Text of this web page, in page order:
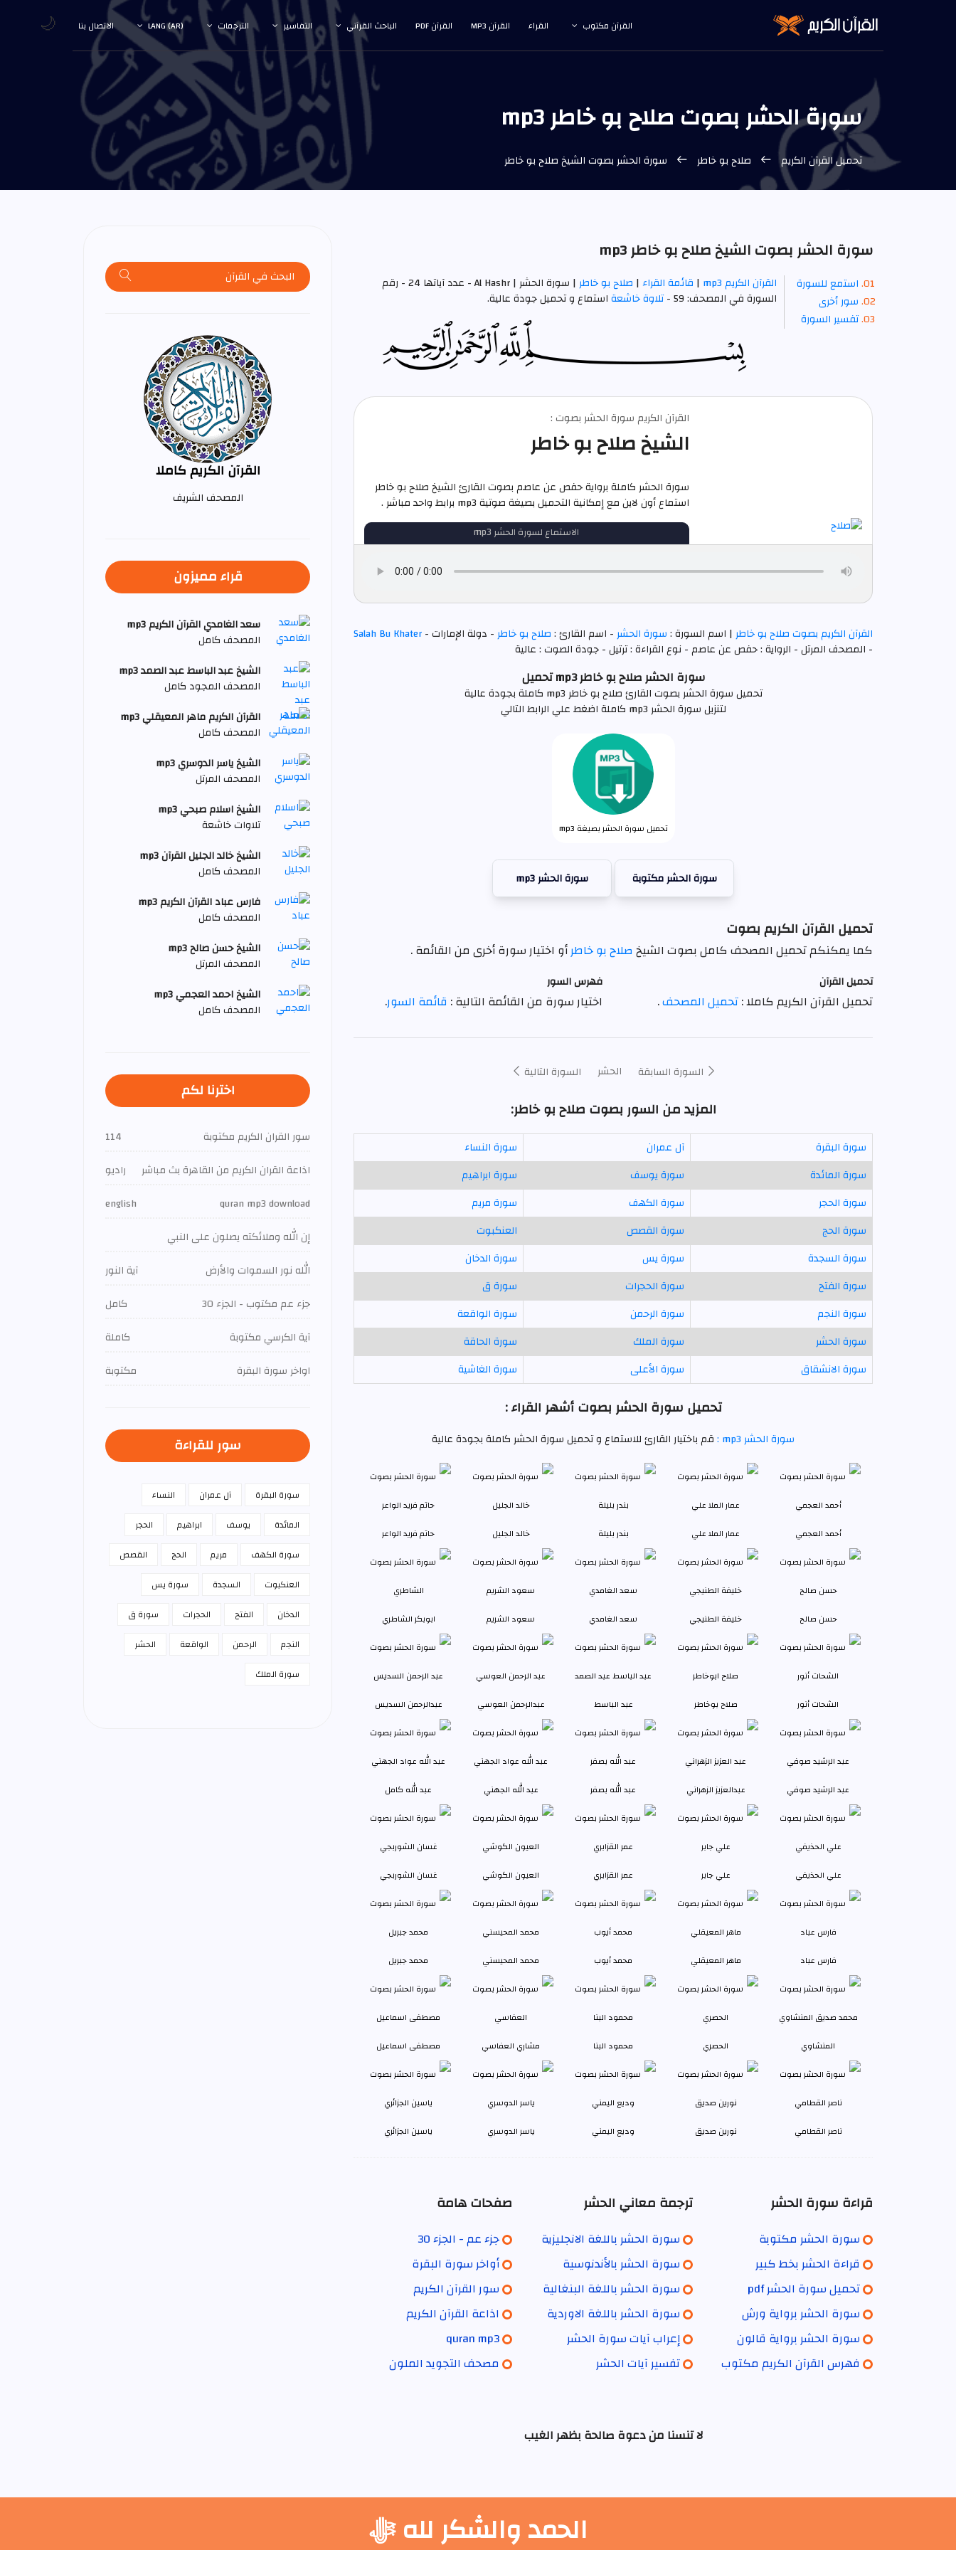
القرآن مكتوب القراء القرآن MP3 القرآن PDF الباحث القرآني التفاسير الترجمات LANG (AR) الاتصال بنا
سورة الحشر بصوت صلاح بو خاطر mp3
تحميل القرآن الكريم صلاح بو خاطر سورة الحشر بصوت الشيخ صلاح بو خاطر
سورة الحشر بصوت الشيخ صلاح بو خاطر mp3
استمع للسورة
سور أخرى
تفسير السورة
القرآن الكريم mp3 | قائمة القراء| صلاح بو خاطر
| سورة الحشر | Al Hashr - عدد آياتها 24 - رقم
السورة في المصحف: 59 -
تلاوة خاشعةاستماع و تحميل جودة عالية.
القرآن الكريم سورة الحشر بصوت :
الشيخ صلاح بو خاطر
سورة الحشر كاملة برواية حفص عن عاصم بصوت القارئ الشيخ صلاح بو خاطر
استماع أون لاين مع إمكانية التحميل بصيغة صوتية mp3 برابط واحد مباشر .
الاستماع لسورة الحشر mp3
القرآن الكريم بصوت صلاح بو خاطر| اسم السورة :سورة الحشر- اسم القارئ :صلاح بو خاطر- دولة الإمارات -Salah Bu Khater
- المصحف المرتل - الرواية : حفص عن عاصم - نوع القراءة : ترتيل - جودة الصوت : عالية
سورة الحشر صلاح بو خاطر mp3 تحميل
تحميل سورة الحشر بصوت القارئ صلاح بو خاطر mp3 كاملة بجودة عالية
لتنزيل سورة الحشر mp3 كاملة اضغط علي الرابط التالي
تحميل سورة الحشر بصيغة mp3
سورة الحشر مكتوبة سورة الحشر mp3
تحميل القرآن الكريم بصوت
كما يمكنكم تحميل المصحف كامل بصوت الشيخصلاح بو خاطرأو اختيار سورة أخرى من القائمة .
تحميل القرآن
تحميل القرآن الكريم كاملا :تحميل المصحف.
فهرس السور
اختيار سورة من القائمة التالية : قائمة السور.
السورة السابقة الحشر السورة التالية
المزيد من السور بصوت صلاح بو خاطر:
سورة البقرة آل عمران
سورة النساء
سورة المائدة
سورة يوسف
سورة ابراهيم
سورة الحجر
سورة الكهف
سورة مريم
سورة الحج
سورة القصص
العنكبوت
سورة السجدة
سورة يس
سورة الدخان
سورة الفتح
سورة الحجرات
سورة ق
سورة النجم
سورة الرحمن
سورة الواقعة
سورة الحشر
سورة الملك
سورة الحاقة
سورة الانشقاق
سورة الأعلى سورة الغاشية
تحميل سورة الحشر بصوت أشهر القراء :
سورة الحشر mp3 : قم باختيار القارئ للاستماع و تحميل سورة الحشر كاملة بجودة عالية
أحمد العجمي عمار الملا علي بندر بليلة خالد الجليل حاتم فريد الواعر
حسن صالح خليفة الطنيجي سعد الغامدي سعود الشريم ابوبكر الشاطري
الشحات أنور صلاح بوخاطر عبد الباسط عبدالرحمن العوسي عبدالرحمن السديس
عبد الرشيد صوفي عبدالعزيز الزهراني عبد الله بصفر عبد الله الجهني عبد الله كامل
علي الحذيفي علي جابر عمر القزابري العيون الكوشي غسان الشوربجي
فارس عباد ماهر المعيقلي محمد أيوب محمد المحيسني محمد جبريل
المنشاوي الحصري محمود البنا مشاري العفاسي مصطفى اسماعيل
ناصر القطامي نورين صديق وديع اليمني ياسر الدوسري ياسين الجزائري
قراءة سورة الحشر
سورة الحشر مكتوبة
قراءة الحشر بخط كبير
تحميل سورة الحشر pdf
سورة الحشر برواية ورش
سورة الحشر برواية قالون
فهرس القرآن الكريم مكتوب
ترجمة معاني الحشر
سورة الحشر باللغة الانجليزية
سورة الحشر بالأندنوسية
سورة الحشر باللغة البنغالية
سورة الحشر باللغة الاوردية
إعراب آيات سورة الحشر
تفسير آيات الحشر
صفحات هامة
جزء عم - الجزء 30
أواخر سورة البقرة
سور القرآن الكريم
اذاعة القرآن الكريم
quran mp3
مصحف التجويد الملون
لا تنسنا من دعوة صالحة بظهر الغيب
القرآن الكريم كاملا
المصحف الشريف
قراء مميزون
سعد الغامدي القرآن الكريم mp3
المصحف كامل
الشيخ عبد الباسط عبد الصمد mp3
المصحف المجود كامل
القرآن الكريم ماهر المعيقلي mp3
المصحف كامل
الشيخ ياسر الدوسري mp3
المصحف المرتل
الشيخ اسلام صبحي mp3
تلاوات خاشعة
الشيخ خالد الجليل القرآن mp3
المصحف كامل
فارس عباد القرآن الكريم mp3
المصحف كامل
الشيخ حسن صالح mp3
المصحف المرتل
الشيخ احمد العجمي mp3
المصحف كامل
اخترنا لكم
سور القران الكريم مكتوبة
114
اذاعة القران الكريم من القاهرة بث مباشر
راديو
quran mp3 download
english
إن الله وملائكته يصلون على النبي
الله نور السموات والأرض
آية النور
جزء عم مكتوب - الجزء 30
كامل
آية الكرسي مكتوبة
كاملة
اواخر سورة البقرة
مكتوبة
سور للقراءة
سورة البقرة آل عمران
النساء
المائدة
يوسف ابراهيم
الحجر
سورة الكهف
مريم الحج
القصص
العنكبوت
السجدة
سورة يس
الدخان
الفتح الحجرات
سورة ق
النجم
الرحمن الواقعة
الحشر
سورة الملك
الحمد والشكر لله ﷻ
🌙